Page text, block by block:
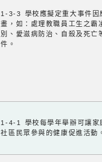
1-3-3 學校應擬定重大事件因
畫，如：處理教職員工生之霸
別、愛滋病防治、自殺及死亡
件。
1-4-1 學校每學年舉辦可讓家
社區民眾參與的健康促進活動